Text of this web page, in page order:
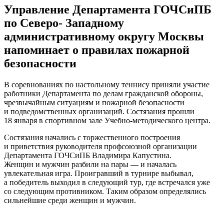
Управление Департамента ГОЧСиПБ
по Северо- Западному
административному округу Москвы
напоминает о правилах пожарной
безопасности
В соревнованиях по настольному теннису приняли участие
работники Департамента по делам гражданской обороны,
чрезвычайным ситуациям и пожарной безопасности
и подведомственных организаций. Состязания прошли
18 января в спортивном зале Учебно-методического центра.
Состязания начались с торжественного построения
и приветствия руководителя профсоюзной организации
Департамента ГОЧСиПБ Владимира Капустина.
Женщин и мужчин разбили на пары — и началась
увлекательная игра. Проигравший в турнире выбывал,
а победитель выходил в следующий тур, где встречался уже
со следующим противником. Таким образом определялись
сильнейшие среди женщин и мужчин.